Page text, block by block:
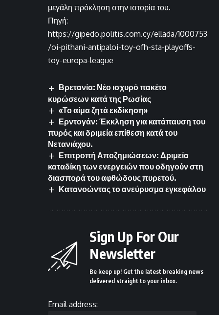
μεγάλη πρόκληση στην ιστορία του.
Πηγή:
https://gipedo.politis.com.cy/ellada/1000753
/oi-pithani-antipaloi-toy-ofh-sta-playoffs-
toy-europa-league
Βρετανία: Νέο ισχυρό πακέτο
κυρώσεων κατά της Ρωσίας
«Το αίμα ζητά εκδίκηση»
Ερντογάν: Έκκληση για κατάπαυση του
πυρός και δριμεία επίθεση κατά του
Νετανιάχου.
Επιτροπή Αποζημιώσεων: Δριμεία
καταδίκη των ενεργειών που οδηγούν στη
διασπορά του αφθώδους πυρετού.
Κατανοώντας το ανεύρυσμα εγκεφάλου
Sign Up For Our
Newsletter
Be keep up! Get the latest breaking news
delivered straight to your inbox.
Email address: